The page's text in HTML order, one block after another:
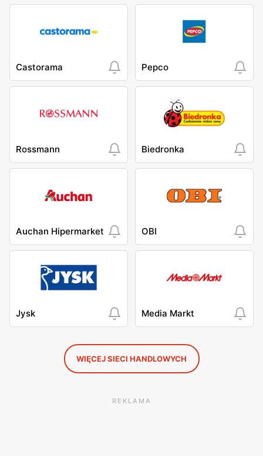
Castorama Pepco
Rossmann Biedronka
Auchan Hipermarket OBI
Jysk Media Markt
WIĘCEJ SIECI HANDLOWYCH
REKLAMA